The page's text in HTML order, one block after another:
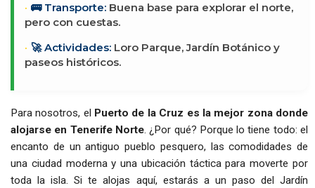
🚌 Transporte: Buena base para explorar el norte,
pero con cuestas.
🚀 Actividades: Loro Parque, Jardín Botánico y
paseos históricos.
Para nosotros, el Puerto de la Cruz es la mejor zona donde
alojarse en Tenerife Norte. ¿Por qué? Porque lo tiene todo: el
encanto de un antiguo pueblo pesquero, las comodidades de
una ciudad moderna y una ubicación táctica para moverte por
toda la isla. Si te alojas aquí, estarás a un paso del Jardín